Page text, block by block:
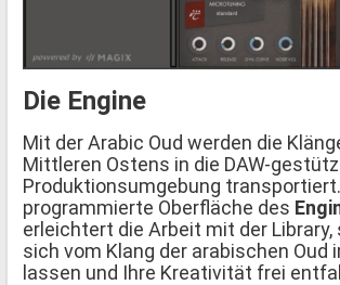
Die Engine
Mit der Arabic Oud werden die
Mittleren Ostens in die DAW-
Produktionsumgebung
programmierte Oberfläche des
erleichtert die Arbeit mit der Library,
sich vom Klang der arabischen Oud
lassen und Ihre Kreativität frei